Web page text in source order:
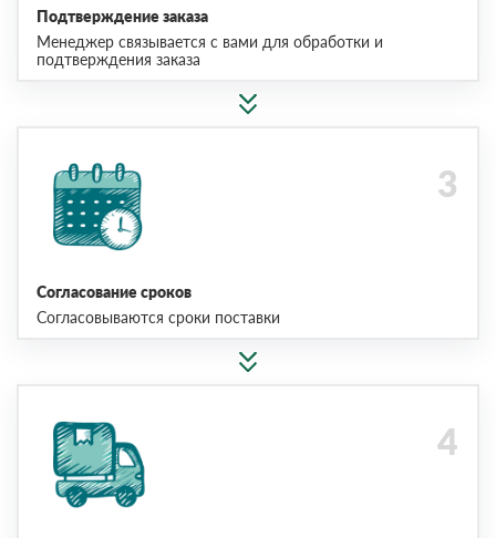
Подтверждение заказа
Менеджер связывается с вами для обработки и
подтверждения заказа
Согласование сроков
Согласовываются сроки поставки